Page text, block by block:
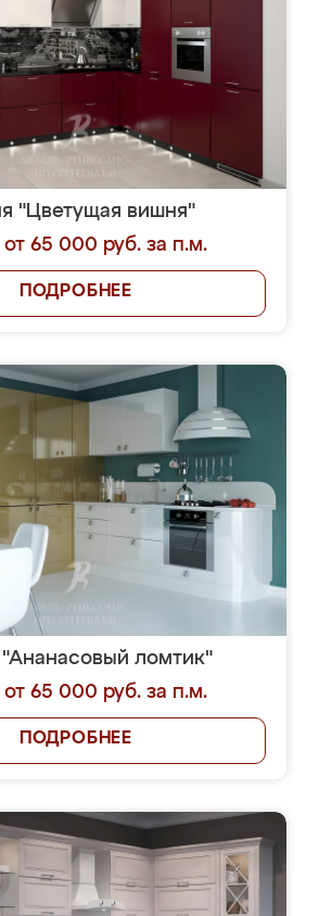
"Цветущая вишня"
от 65 000 руб. за п.м.
ПОДРОБНЕЕ
"Ананасовый ломтик"
от 65 000 руб. за п.м.
ПОДРОБНЕЕ